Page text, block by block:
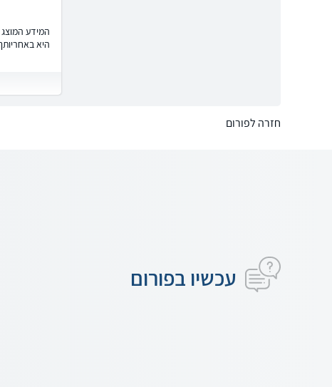
המידע
היא
חזרה לפורום
עכשיו בפורום